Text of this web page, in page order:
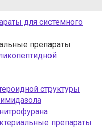
для системного
препараты
структуры
препараты